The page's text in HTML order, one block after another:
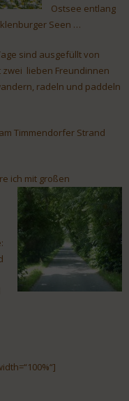
Ostsee entlang
Seen …
sind ausgefüllt von
zwei lieben Freundinnen
radeln und paddeln
Timmendorfer Strand
ich mit großen